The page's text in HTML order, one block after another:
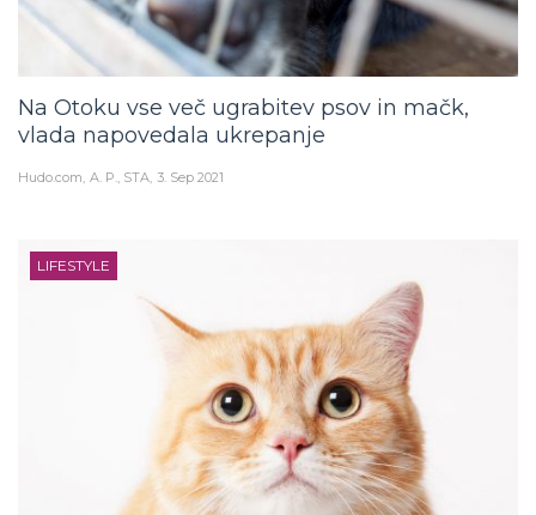
Na Otoku vse več ugrabitev psov in mačk,
vlada napovedala ukrepanje
Hudo.com A. P., STA 3. Sep 2021
LIFESTYLE